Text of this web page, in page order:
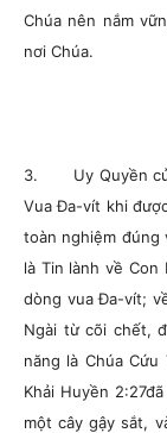
Chúa nên nắm
nơi Chúa.
3. Uy Quyền của
Vua Đa-vít khi
toàn nghiệm đúng
là Tin lành về
dòng vua Đa-vít;
Ngài từ cõi chết,
năng là Chúa
Khải Huyền
một cây gậy sắt,